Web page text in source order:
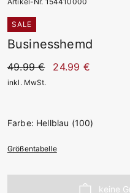
SALE
Businesshemd
49.99 € 24.99 €
inkl. MwSt.
Farbe: Hellblau (100)
Größentabelle